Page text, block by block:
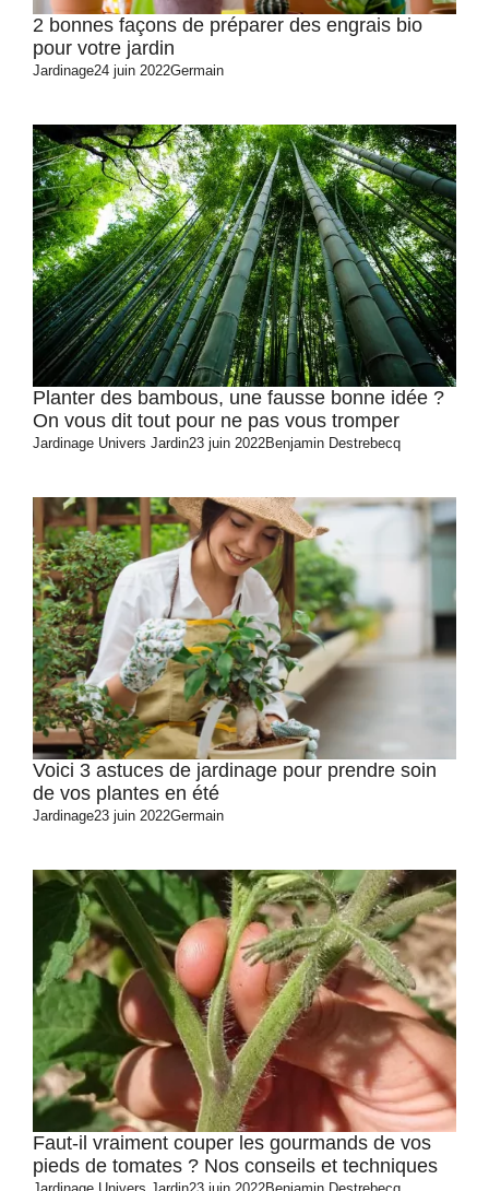
2 bonnes façons de préparer des engrais bio
pour votre jardin
Jardinage24 juin 2022Germain
Planter des bambous, une fausse bonne idée ?
On vous dit tout pour ne pas vous tromper
Jardinage Univers Jardin23 juin 2022Benjamin Destrebecq
Voici 3 astuces de jardinage pour prendre soin
de vos plantes en été
Jardinage23 juin 2022Germain
Faut-il vraiment couper les gourmands de vos
pieds de tomates ? Nos conseils et techniques